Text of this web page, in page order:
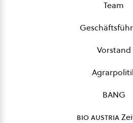
Team
Vorstand
BANG
bio austria